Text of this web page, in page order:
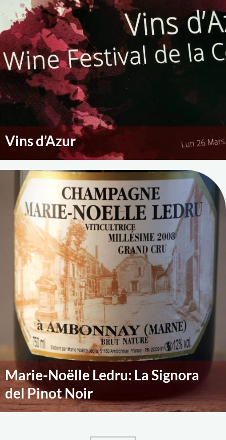
Vins d’Azur
Marie-Noëlle Ledru: La Signora
del Pinot Noir